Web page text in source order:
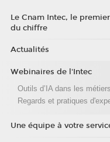
Le Cnam Intec, le
du chiffre
Actualités
Webinaires de l'Intec
Outils d’IA dans les
Regards et pratiques
Une équipe à votre